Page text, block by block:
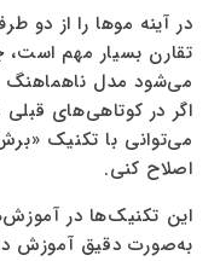
در آینه موها را از دو
تقارن بسیار مهم
می‌شود مدل ناهماهنگ
اگر در کوتاهی‌های
می‌توانی با تکنیک
اصلاح کنی.
این تکنیک‌ها در
به‌صورت دقیق آموزش